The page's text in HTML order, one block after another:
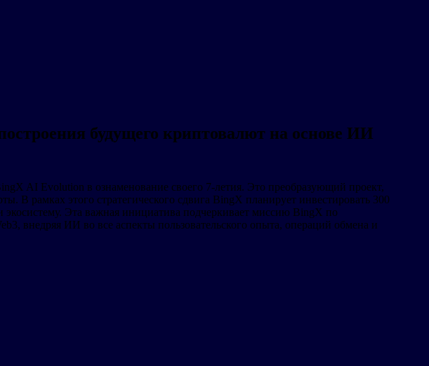
будущего криптовалют на основе ИИ
AI Evolution в ознаменование своего 7-летия. Это преобразующий проект,
В рамках этого стратегического сдвига BingX планирует инвестировать 300
Эта важная инициатива подчеркивает миссию BingX по
внедряя ИИ во все аспекты пользовательского опыта, операций обмена и